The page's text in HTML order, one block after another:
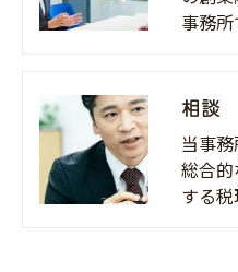
事務
相談
当事
総合的
する